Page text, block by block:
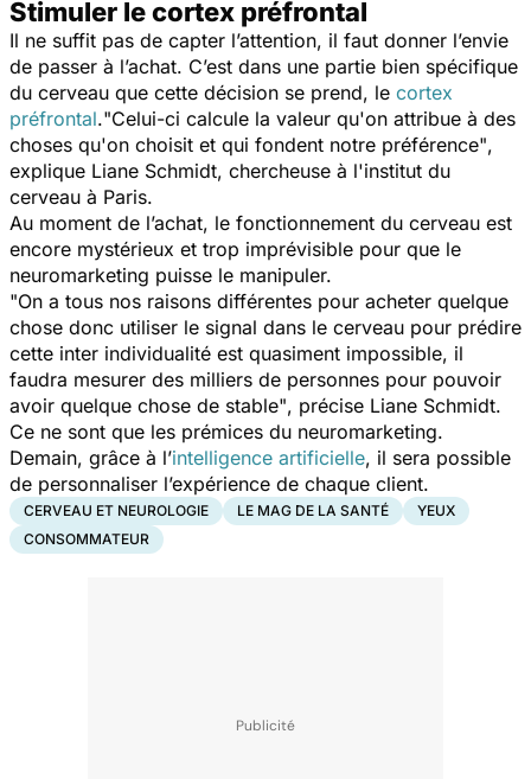
Stimuler le cortex préfrontal
Il ne suffit pas de capter l’attention, il faut donner l’envie
de passer à l’achat. C’est dans une partie bien spécifique
du cerveau que cette décision se prend, le cortex
préfrontal."Celui-ci calcule la valeur qu'on attribue à des
choses qu'on choisit et qui fondent notre préférence",
explique Liane Schmidt, chercheuse à l'institut du
cerveau à Paris.
Au moment de l’achat, le fonctionnement du cerveau est
encore mystérieux et trop imprévisible pour que le
neuromarketing puisse le manipuler.
"On a tous nos raisons différentes pour acheter quelque
chose donc utiliser le signal dans le cerveau pour prédire
cette inter individualité est quasiment impossible, il
faudra mesurer des milliers de personnes pour pouvoir
avoir quelque chose de stable", précise Liane Schmidt.
Ce ne sont que les prémices du neuromarketing.
Demain, grâce à l’intelligence artificielle, il sera possible
de personnaliser l’expérience de chaque client.
CERVEAU ET NEUROLOGIE LE MAG DE LA SANTÉ
YEUX
CONSOMMATEUR